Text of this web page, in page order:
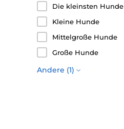
Die kleinsten Hunde
Kleine Hunde
Mittelgroße Hunde
Große Hunde
Andere (1)